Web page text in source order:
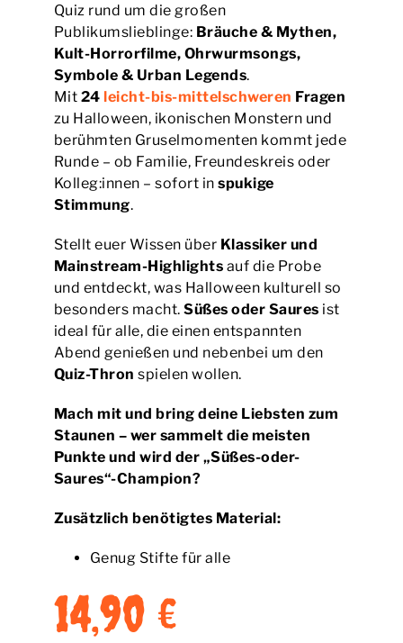
Quiz rund um die großen
Publikumslieblinge: Bräuche & Mythen,
Kult-Horrorfilme, Ohrwurmsongs,
Symbole & Urban Legends.
Mit 24leicht-bis-mittelschweren Fragen
zu Halloween, ikonischen Monstern und
berühmten Gruselmomenten kommt jede
Runde – ob Familie, Freundeskreis oder
Kolleg:innen – sofort inspukige
Stimmung.
Stellt euer Wissen über Klassiker und
Mainstream-Highlights auf die Probe
und entdeckt, was Halloween kulturell so
besonders macht.Süßes oder Saures ist
ideal für alle, die einen entspannten
Abend genießen und nebenbei um den
Quiz-Thron spielen wollen.
Mach mit und bring deine Liebsten zum
Staunen – wer sammelt die meisten
Punkte und wird der „Süßes-oder-
Saures“-Champion?
Zusätzlich benötigtes Material:
Genug Stifte für alle
14,90 €